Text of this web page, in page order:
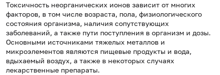
Токсичность неорганических ионов зависит от многих
факторов, в том числе возраста, пола, физиологического
состояния организма, наличия сопутствующих
заболеваний, а также пути поступления в организм и дозы.
Основными источниками тяжелых металлов и
микроэлементов являются пищевые продукты и вода,
вдыхаемый воздух, а также в некоторых случаях
лекарственные препараты.